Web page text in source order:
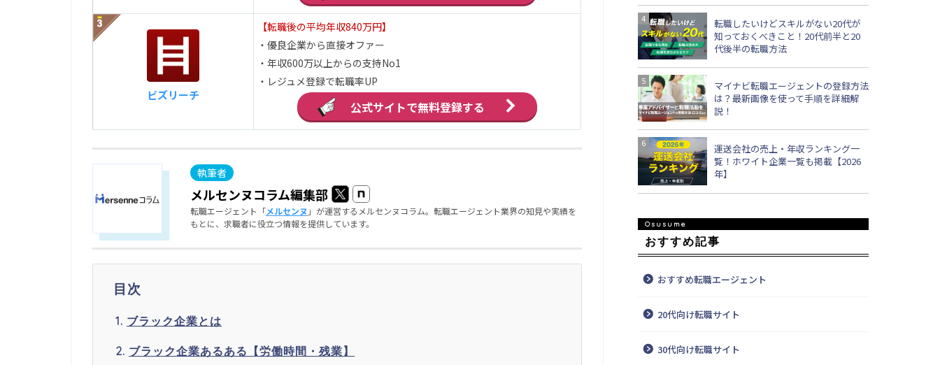
ビズリーチ
【転職後の平均年収840万円】
・優良企業から直接オファー
・年収600万以上からの支持No1
・レジュメ登録で転職率UP
公式サイトで無料登録する
メルセンヌコラム編集部
転職エージェント「メルセンヌ 」が運営するメルセンヌコラム。転職エージェント業界の知見や実績を
もとに、求職者に役立つ情報を提供しています。
目次
ブラック企業とは
ブラック企業あるある【労働時間・残業】
転職したいけどスキルがない20代が
知っておくべきこと！20代前半と20
代後半の転職方法
マイナビ転職エージェントの登録方法
は？最新画像を使って手順を詳細解
説！
運送会社の売上・年収ランキング一
覧！ホワイト企業一覧も掲載【2026
年】
おすすめ記事
おすすめ転職エージェント
20代向け転職サイト
30代向け転職サイト